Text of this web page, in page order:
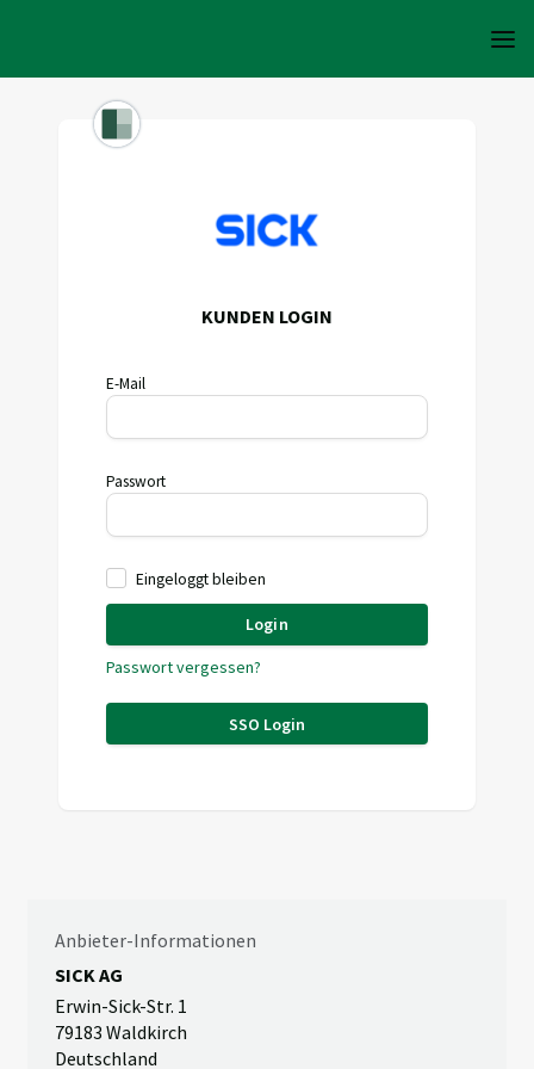
KUNDEN LOGIN
E-Mail
Passwort
Eingeloggt bleiben
Login
Passwort vergessen?
SSO Login
Anbieter-Informationen
SICK AG
Erwin-Sick-Str. 1
79183 Waldkirch
Deutschland